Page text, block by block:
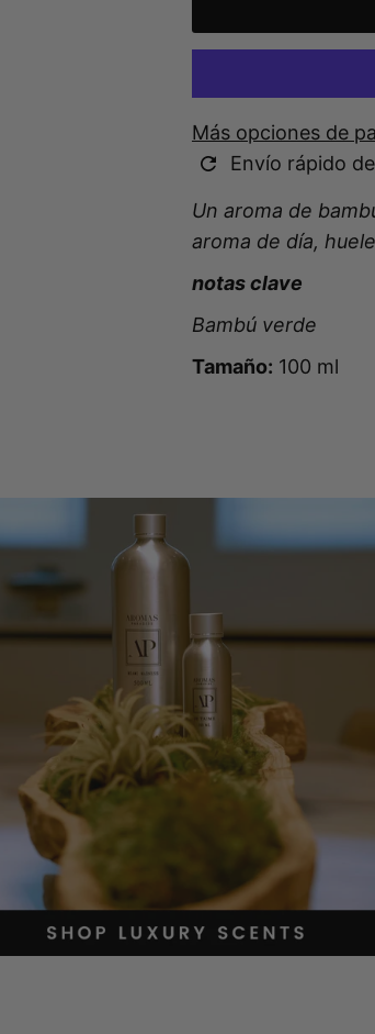
Más opciones de
Envío rápido
Un aroma de
aroma de día, huele
notas clave
Bambú verde
Tamaño: 100 ml